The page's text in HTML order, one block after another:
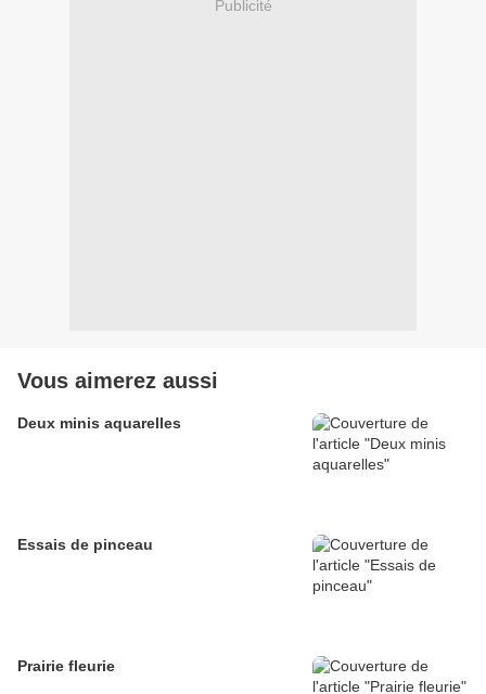
Publicité
Vous aimerez aussi
Deux minis aquarelles
Essais de pinceau
Prairie fleurie